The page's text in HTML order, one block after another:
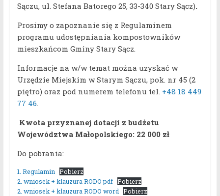
Sączu, ul. Stefana Batorego 25, 33-340 Stary Sącz).
Prosimy o zapoznanie się z Regulaminem
programu udostępniania kompostowników
mieszkańcom Gminy Stary Sącz.
Informacje na w/w temat można uzyskać w
Urzędzie Miejskim w Starym Sączu, pok. nr 45 (2
piętro) oraz pod numerem telefonu tel. +48 18 449
77 46.
Kwota przyznanej dotacji z budżetu
Województwa Małopolskiego: 22 000 zł
Do pobrania:
1. Regulamin
Pobierz
2. wniosek + klauzura RODO pdf Pobierz
2. wniosek + klauzura RODO word
Pobierz